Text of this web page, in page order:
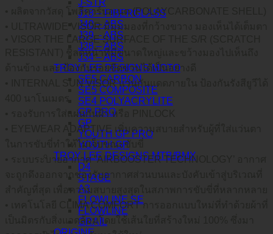
J-STR
J18 – FIBERGLASS
J40 – ABS
J39 – ABS
J38 – ABS
J34 – ABS
TROY LEE DESIGNS MOTO
SE5 CARBON
SE5 COMPOSITE
SE4 POLYACRYLITE
GP PRO
GP
YOUTH GP PRO
YOUTH GP
TROY LEE DESIGNS MTB/BMX
D4
STAGE
A3
FLOWLINE SE
FLOWLINE
GRAIL
• ผลิตจากวัสดุ โพลีคาร์บอเนต (POLAYCARBONATE SHELL)
• ULTRAWIDE VISOR มีมุมมองที่กว้างขวาง มองเห็นได้เต็มตา
• VISOR THE LARGE SURFACE OF THE S/R (SCRATCH
RESISTANT) ชิลด์หน้าที่มีขนาดใหญ่และขว้างมองไปเห็นถึง
ด้านข้าง และ ป้องกันรอยขีดข่วนได้เป็นอย่างดี
• INTERNAL SUN VISOR แว่นกันแดดภายใน ป้องกันรังสียูวีได้
• รองรับการใส่แผ่นกันฝ้า หรือ PINLOCK
• EYEWEAR ADAPTIVE เพิ่มความสบายสำหรับผู้ที่ใส่แว่นตา
ในการขับขี่ทำให้ไม่เจ็บขณะขับขี่
• ระบบระบายอากาศ ”AIRBOOSTER TECHNOLOGY’ อากาศ
จะถูกดึงออกจากช่องรับอากาศส่วนบนและบังคับเข้าสู่บริเวณที่
สำคัญที่สุด เพื่อความสบายสูงสุดในสภาพการขับขี่ที่หลากหลาย
• เทคโนโลยี CLIMA COMFORT การออกแบบใหม่ที่ทำด้วยผ้าที่
เป็นมิตรกับสิ่งแวดล้อมโดยใช้เส้นใยที่สร้างใหม่ 100% ซึ่งมา